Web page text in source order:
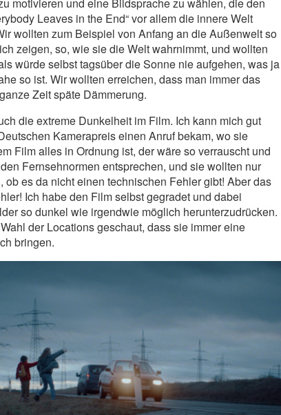
Leaves in the End“ vor allem die innere Welt
wollten zum Beispiel von Anfang an die Außenwelt so
zeigen, so, wie sie die Welt wahrnimmt, und wollten
würde selbst tagsüber die Sonne nie aufgehen, was ja
so ist. Wir wollten erreichen, dass man immer das
Zeit späte Dämmerung.
die extreme Dunkelheit im Film. Ich kann mich gut
Kamerapreis einen Anruf bekam, wo sie
Film alles in Ordnung ist, der wäre so verrauscht und
Fernsehnormen entsprechen, und sie wollten nur
ob es da nicht einen technischen Fehler gibt! Aber das
Ich habe den Film selbst gegradet und dabei
so dunkel wie irgendwie möglich herunterzudrücken.
der Locations geschaut, dass sie immer eine
bringen.